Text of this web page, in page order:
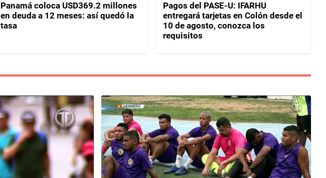
Panamá coloca USD369.2 millones
en deuda a 12 meses: así quedó la
tasa
Pagos del PASE-U: IFARHU
entregará tarjetas en Colón desde el
10 de agosto, conozca los
requisitos